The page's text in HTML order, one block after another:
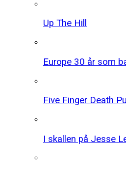
Up The Hill
Europe 30 år som
Five Finger Death
I skallen på Jesse